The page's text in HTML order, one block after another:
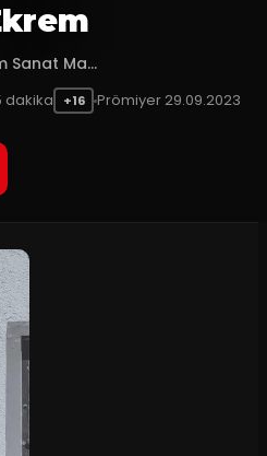
Sanat Ma...
dakika +16 Prömiyer 29.09.2023